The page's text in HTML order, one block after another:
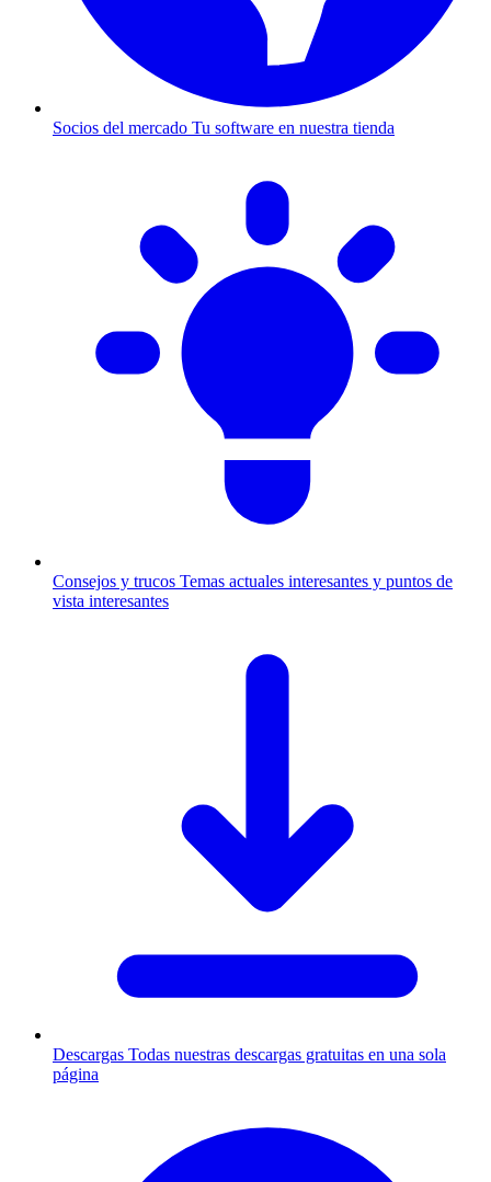
Socios del mercado Tu software en nuestra tienda
Consejos y trucos Temas actuales interesantes y puntos de
vista interesantes
Descargas Todas nuestras descargas gratuitas en una sola
página